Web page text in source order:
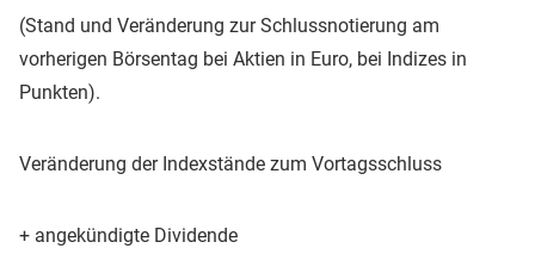
(Stand und Veränderung zur Schlussnotierung am
vorherigen Börsentag bei Aktien in Euro, bei Indizes in
Punkten).
Veränderung der Indexstände zum Vortagsschluss
+ angekündigte Dividende